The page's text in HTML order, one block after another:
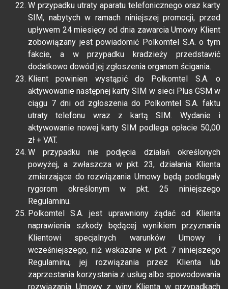
W przypadku utraty aparatu telefonicznego oraz karty
SIM, nabytych w ramach niniejszej promocji, przed
upływem 24 miesięcy od dnia zawarcia Umowy Klient
zobowiązany jest powiadomić Polkomtel S.A. o tym
fakcie, a w przypadku kradzieży przedstawić
dodatkowo dowód jej zgłoszenia organom ścigania.
Klient powinien wystąpić do Polkomtel S.A. o
aktywowanie następnej karty SIM w sieci Plus GSM w
ciągu 7 dni od zgłoszenia do Polkomtel S.A. faktu
utraty telefonu wraz z kartą SIM. Wydanie i
aktywowanie nowej karty SIM podlega opłacie 50,00
zł + VAT.
W przypadku nie podjęcia działań określonych
powyżej, a zwłaszcza w pkt. 23, działania Klienta
zmierzające do rozwiązania Umowy będą podlegały
rygorom określonym w pkt. 25 niniejszego
Regulaminu.
Polkomtel S.A. jest uprawniony żądać od Klienta
naprawienia szkody będącej wynikiem przyznania
Klientowi specjalnych warunków Umowy i
wcześniejszego, niż wskazane w pkt. 7 niniejszego
Regulaminu, jej rozwiązania przez Klienta lub
zaprzestania korzystania z usług albo spowodowania
rozwiązania Umowy z winy Klienta w przypadkach